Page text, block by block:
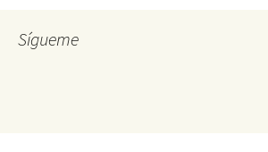
Sígueme